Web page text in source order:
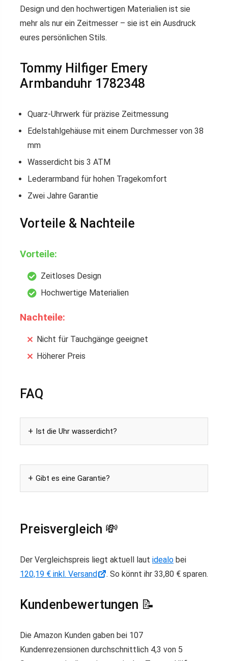
Design und den hochwertigen Materialien ist sie
mehr als nur ein Zeitmesser – sie ist ein Ausdruck
eures persönlichen Stils.
Tommy Hilfiger Emery
Armbanduhr 1782348
Quarz-Uhrwerk für präzise Zeitmessung
Edelstahlgehäuse mit einem Durchmesser von 38
mm
Wasserdicht bis 3 ATM
Lederarmband für hohen Tragekomfort
Zwei Jahre Garantie
Vorteile & Nachteile
Vorteile:
Zeitloses Design
Hochwertige Materialien
Nachteile:
Nicht für Tauchgänge geeignet
Höherer Preis
FAQ
Ist die Uhr wasserdicht?
Gibt es eine Garantie?
Preisvergleich 💸
Der Vergleichspreis liegt aktuell laut idealo bei
120,19 € inkl. Versand
. So könnt ihr 33,80 € sparen.
Kundenbewertungen 📝
Die Amazon Kunden gaben bei 107
Kundenrezensionen durchschnittlich 4,3 von 5